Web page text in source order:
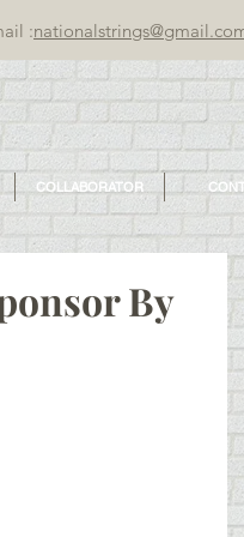
:
COLLABORATOR
By